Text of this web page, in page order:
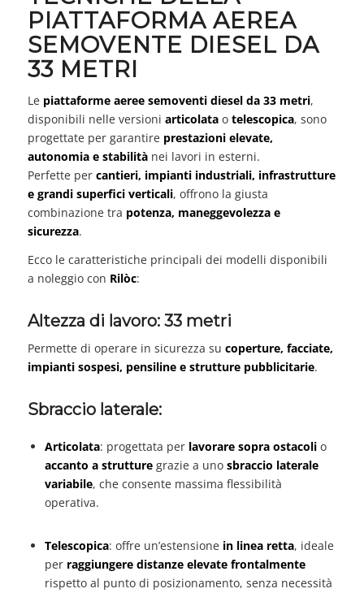
PIATTAFORMA AEREA
SEMOVENTE DIESEL DA
33 METRI
Le piattaforme aeree semoventi diesel da 33 metri,
disponibili nelle versioni articolatao telescopica, sono
progettate per garantire prestazioni elevate,
autonomia e stabilitànei lavori in esterni.
Perfette per cantieri, impianti industriali, infrastrutture
e grandi superfici verticali, offrono la giusta
combinazione tra potenza, maneggevolezza e
sicurezza.
Ecco le caratteristiche principali dei modelli disponibili
a noleggio con Rilòc:
Altezza di lavoro: 33 metri
Permette di operare in sicurezza su coperture, facciate,
impianti sospesi, pensiline e strutture pubblicitarie.
Sbraccio laterale:
Articolata: progettata per lavorare sopra ostacolio
accanto a strutturegrazie a uno sbraccio laterale
variabile, che consente massima flessibilità
operativa.
Telescopica: offre un’estensione in linea retta, ideale
per raggiungere distanze elevate frontalmente
rispetto al punto di posizionamento, senza necessità